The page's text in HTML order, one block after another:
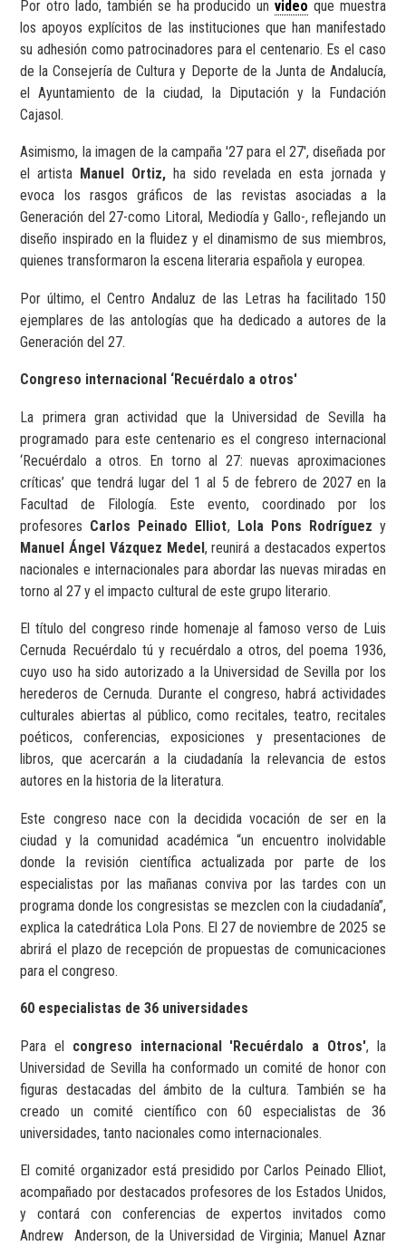
Por otro lado, también se ha producido un video que muestra
los apoyos explícitos de las instituciones que han manifestado
su adhesión como patrocinadores para el centenario. Es el caso
de la Consejería de Cultura y Deporte de la Junta de Andalucía,
el Ayuntamiento de la ciudad, la Diputación y la Fundación
Cajasol.
Asimismo, la imagen de la campaña '27 para el 27', diseñada por
el artista Manuel Ortiz,ha sido revelada en esta jornada y
evoca los rasgos gráficos de las revistas asociadas a la
Generación del 27-como Litoral, Mediodía y Gallo-, reflejando un
diseño inspirado en la fluidez y el dinamismo de sus miembros,
quienes transformaron la escena literaria española y europea.
Por último, el Centro Andaluz de las Letras ha facilitado 150
ejemplares de las antologías que ha dedicado a autores de la
Generación del 27.
Congreso internacional ‘Recuérdalo a otros'
La primera gran actividad que la Universidad de Sevilla ha
programado para este centenario es el congreso internacional
‘Recuérdalo a otros. En torno al 27: nuevas aproximaciones
críticas’ que tendrá lugar del 1 al 5 de febrero de 2027 en la
Facultad de Filología. Este evento, coordinado por los
profesores Carlos Peinado Elliot, Lola Pons Rodríguez y
Manuel Ángel Vázquez Medel, reunirá a destacados expertos
nacionales e internacionales para abordar las nuevas miradas en
torno al 27 y el impacto cultural de este grupo literario.
El título del congreso rinde homenaje al famoso verso de Luis
Cernuda Recuérdalo tú y recuérdalo a otros, del poema 1936,
cuyo uso ha sido autorizado a la Universidad de Sevilla por los
herederos de Cernuda. Durante el congreso, habrá actividades
culturales abiertas al público, como recitales, teatro, recitales
poéticos, conferencias, exposiciones y presentaciones de
libros, que acercarán a la ciudadanía la relevancia de estos
autores en la historia de la literatura.
Este congreso nace con la decidida vocación de ser en la
ciudad y la comunidad académica “un encuentro inolvidable
donde la revisión científica actualizada por parte de los
especialistas por las mañanas conviva por las tardes con un
programa donde los congresistas se mezclen con la ciudadanía”,
explica la catedrática Lola Pons. El 27 de noviembre de 2025 se
abrirá el plazo de recepción de propuestas de comunicaciones
para el congreso.
60 especialistas de 36 universidades
Para el congreso internacional 'Recuérdalo a Otros', la
Universidad de Sevilla ha conformado un comité de honor con
figuras destacadas del ámbito de la cultura. También se ha
creado un comité científico con 60 especialistas de 36
universidades, tanto nacionales como internacionales.
El comité organizador está presidido por Carlos Peinado Elliot,
acompañado por destacados profesores de los Estados Unidos,
y contará con conferencias de expertos invitados como
Andrew
Anderson, de la Universidad de Virginia; Manuel Aznar